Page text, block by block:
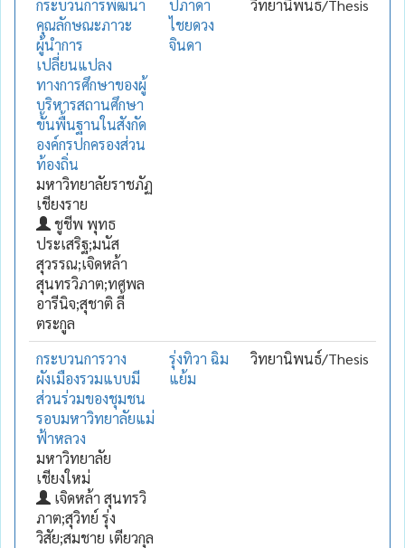
กระบวนการพัฒนา
คุณลักษณะภาวะ
ผู้นำการ
เปลี่ยนแปลง
ทางการศึกษาของผู้
บริหารสถานศึกษา
ขั้นพื้นฐานในสังกัด
องค์กรปกครองส่วน
ท้องถิ่น
มหาวิทยาลัยราชภัฏ
เชียงราย
ชูชีพ พุทธ
ประเสริฐ;มนัส
สุวรรณ;เจิดหล้า
สุนทรวิภาต;ทศพล
อารีนิจ;สุชาติ ลี้
ตระกูล
ปภาดา
ไชยดวง
จินดา
วิทยานิพนธ์/Thesis
กระบวนการวาง
ผังเมืองรวมแบบมี
ส่วนร่วมของชุมชน
รอบมหาวิทยาลัยแม่
ฟ้าหลวง
มหาวิทยาลัย
เชียงใหม่
เจิดหล้า สุนทรวิ
ภาต;สุวิทย์ รุ่ง
วิสัย;สมชาย เตียวกุล
รุ่งทิวา ฉิม
แย้ม
วิทยานิพนธ์/Thesis